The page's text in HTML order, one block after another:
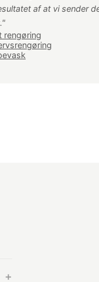
af at vi sender
rengøring
+